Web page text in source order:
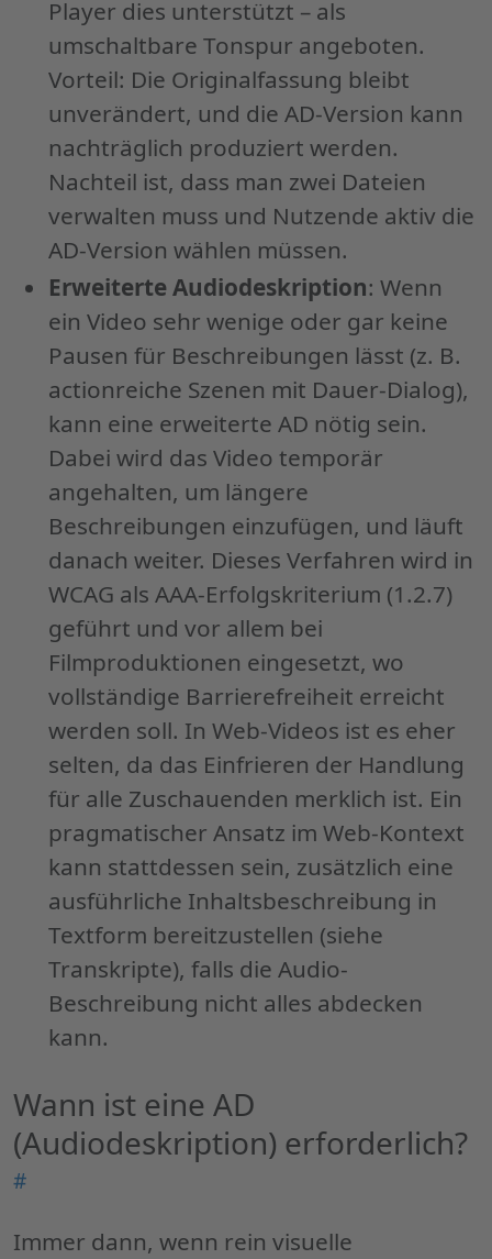
Player dies unterstützt – als
umschaltbare Tonspur angeboten.
Vorteil: Die Originalfassung bleibt
unverändert, und die AD-Version kann
nachträglich produziert werden.
Nachteil ist, dass man zwei Dateien
verwalten muss und Nutzende aktiv die
AD-Version wählen müssen.
Erweiterte Audiodeskription: Wenn
ein Video sehr wenige oder gar keine
Pausen für Beschreibungen lässt (z. B.
actionreiche Szenen mit Dauer-Dialog),
kann eine erweiterte AD nötig sein.
Dabei wird das Video temporär
angehalten, um längere
Beschreibungen einzufügen, und läuft
danach weiter. Dieses Verfahren wird in
WCAG als AAA-Erfolgskriterium (1.2.7)
geführt und vor allem bei
Filmproduktionen eingesetzt, wo
vollständige Barrierefreiheit erreicht
werden soll. In Web-Videos ist es eher
selten, da das Einfrieren der Handlung
für alle Zuschauenden merklich ist. Ein
pragmatischer Ansatz im Web-Kontext
kann stattdessen sein, zusätzlich eine
ausführliche Inhaltsbeschreibung in
Textform bereitzustellen (siehe
Transkripte), falls die Audio-
Beschreibung nicht alles abdecken
kann.
Wann ist eine AD
(Audiodeskription) erforderlich?
#
Immer dann, wenn rein visuelle